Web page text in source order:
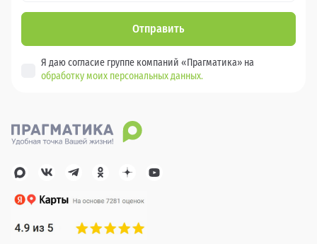
Отправить
Я даю согласие группе компаний «Прагматика» на
обработку моих персональных данных.